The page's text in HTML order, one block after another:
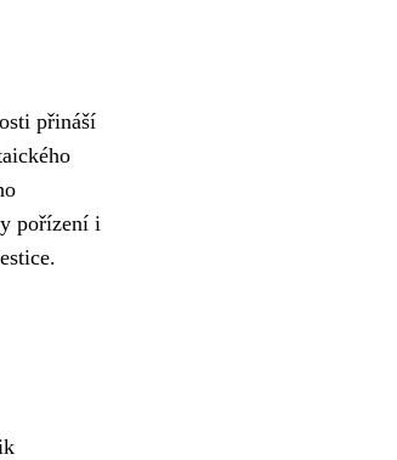
přináší
pořízení i